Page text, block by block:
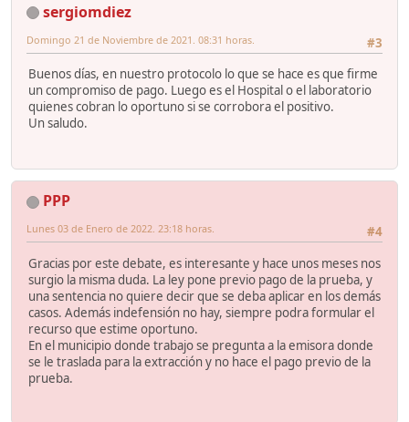
sergiomdiez
#3
Domingo 21 de Noviembre de 2021. 08:31 horas.
Buenos días, en nuestro protocolo lo que se hace es que firme
un compromiso de pago. Luego es el Hospital o el laboratorio
quienes cobran lo oportuno si se corrobora el positivo.
Un saludo.
PPP
#4
Lunes 03 de Enero de 2022. 23:18 horas.
Gracias por este debate, es interesante y hace unos meses nos
surgio la misma duda. La ley pone previo pago de la prueba, y
una sentencia no quiere decir que se deba aplicar en los demás
casos. Además indefensión no hay, siempre podra formular el
recurso que estime oportuno.
En el municipio donde trabajo se pregunta a la emisora donde
se le traslada para la extracción y no hace el pago previo de la
prueba.